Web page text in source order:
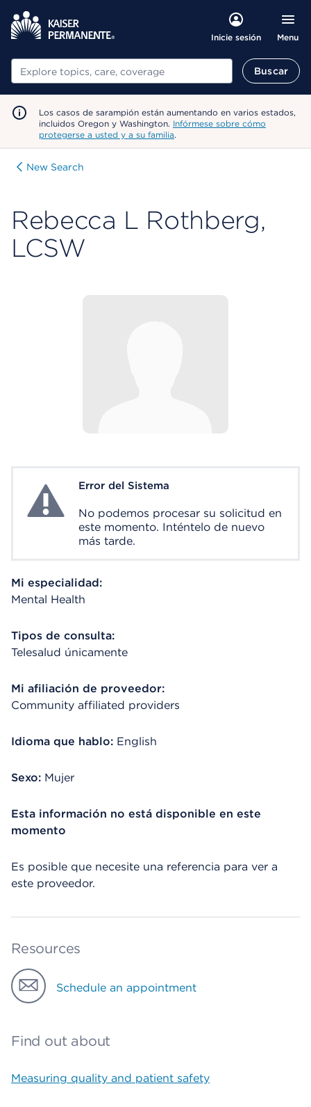
Inicie sesión Menu
Buscar Buscar
Los casos de sarampión están aumentando en varios estados,
incluidos Oregon y Washington. Infórmese sobre cómo
protegerse a usted y a su familia.
New Search
Rebecca L Rothberg,
LCSW
System ErrorError del Sistema
No podemos procesar su solicitud en
este momento. Inténtelo de nuevo
más tarde.
Mi especialidad:
Mental Health
Tipos de consulta:
Telesalud únicamente
Mi afiliación de proveedor:
Community affiliated providers
Idioma que hablo: English
Sexo: Mujer
Esta información no está disponible en este
momento
Es posible que necesite una referencia para ver a
este proveedor.
Resources
Schedule an appointment
Find out about
Measuring quality and patient safety